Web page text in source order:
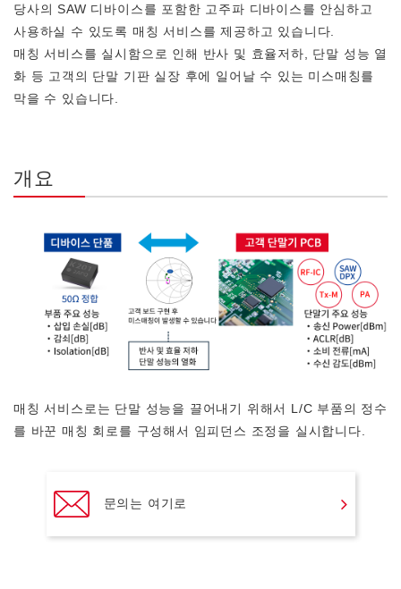
당사의 SAW 디바이스를 포함한 고주파 디바이스를 안심하고
사용하실 수 있도록 매칭 서비스를 제공하고 있습니다.
매칭 서비스를 실시함으로 인해 반사 및 효율저하, 단말 성능 열
화 등 고객의 단말 기판 실장 후에 일어날 수 있는 미스매칭를
막을 수 있습니다.
개요
매칭 서비스로는 단말 성능을 끌어내기 위해서 L/C 부품의 정수
를 바꾼 매칭 회로를 구성해서 임피던스 조정을 실시합니다.
문의는 여기로